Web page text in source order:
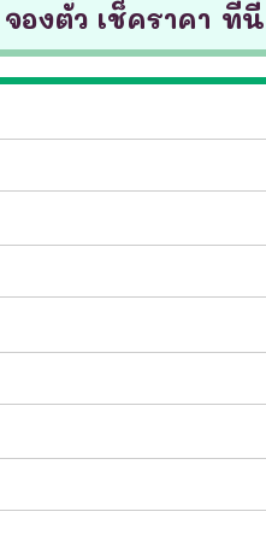
จองตั๋ว เช็คราคา ที่นี่